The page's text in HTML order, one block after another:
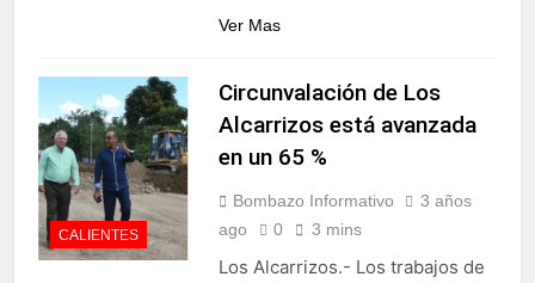
Ver Mas
CALIENTES
Circunvalación de Los
Alcarrizos está avanzada
en un 65 %
Bombazo Informativo
3 años
ago
0 3 mins
Los Alcarrizos.- Los trabajos de